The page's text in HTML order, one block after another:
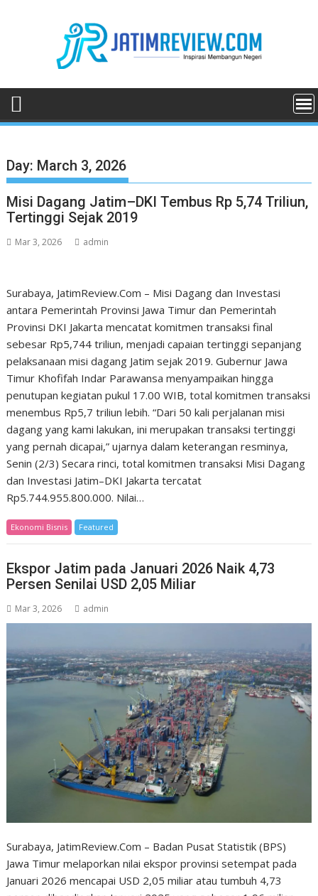
Day: March 3, 2026
Misi Dagang Jatim–DKI Tembus Rp 5,74 Triliun,
Tertinggi Sejak 2019
Mar 3, 2026 admin
Surabaya, JatimReview.Com – Misi Dagang dan Investasi
antara Pemerintah Provinsi Jawa Timur dan Pemerintah
Provinsi DKI Jakarta mencatat komitmen transaksi final
sebesar Rp5,744 triliun, menjadi capaian tertinggi sepanjang
pelaksanaan misi dagang Jatim sejak 2019. Gubernur Jawa
Timur Khofifah Indar Parawansa menyampaikan hingga
penutupan kegiatan pukul 17.00 WIB, total komitmen transaksi
menembus Rp5,7 triliun lebih. “Dari 50 kali perjalanan misi
dagang yang kami lakukan, ini merupakan transaksi tertinggi
yang pernah dicapai,” ujarnya dalam keterangan resminya,
Senin (2/3) Secara rinci, total komitmen transaksi Misi Dagang
dan Investasi Jatim–DKI Jakarta tercatat
Rp5.744.955.800.000. Nilai…
Ekonomi Bisnis Featured
Ekspor Jatim pada Januari 2026 Naik 4,73
Persen Senilai USD 2,05 Miliar
Mar 3, 2026 admin
Surabaya, JatimReview.Com – Badan Pusat Statistik (BPS)
Jawa Timur melaporkan nilai ekspor provinsi setempat pada
Januari 2026 mencapai USD 2,05 miliar atau tumbuh 4,73